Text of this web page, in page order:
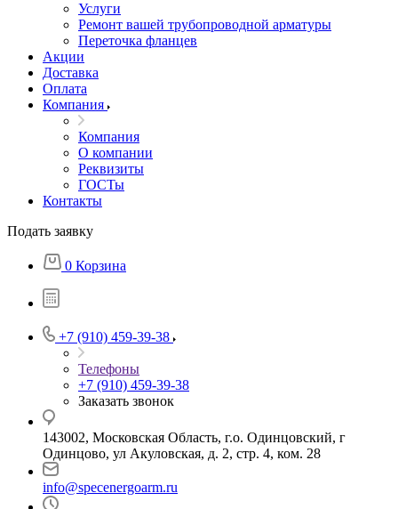
Услуги
Ремонт вашей трубопроводной арматуры
Переточка фланцев
Акции
Доставка
Оплата
Компания
Компания
О компании
Реквизиты
ГОСТы
Контакты
Подать заявку
0 Корзина
+7 (910) 459-39-38
Телефоны
+7 (910) 459-39-38
Заказать звонок
143002, Московская Область, г.о. Одинцовский, г
Одинцово, ул Акуловская, д. 2, стр. 4, ком. 28
info@specenergoarm.ru